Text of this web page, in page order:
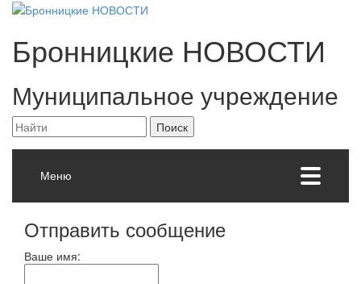
Бронницкие НОВОСТИ
Муниципальное учреждение
Меню
Отправить сообщение
Ваше имя: